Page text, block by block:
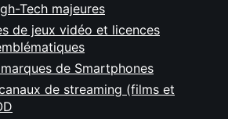
Tech majeures
de jeux vidéo et licences
de Smartphones
de streaming (films et